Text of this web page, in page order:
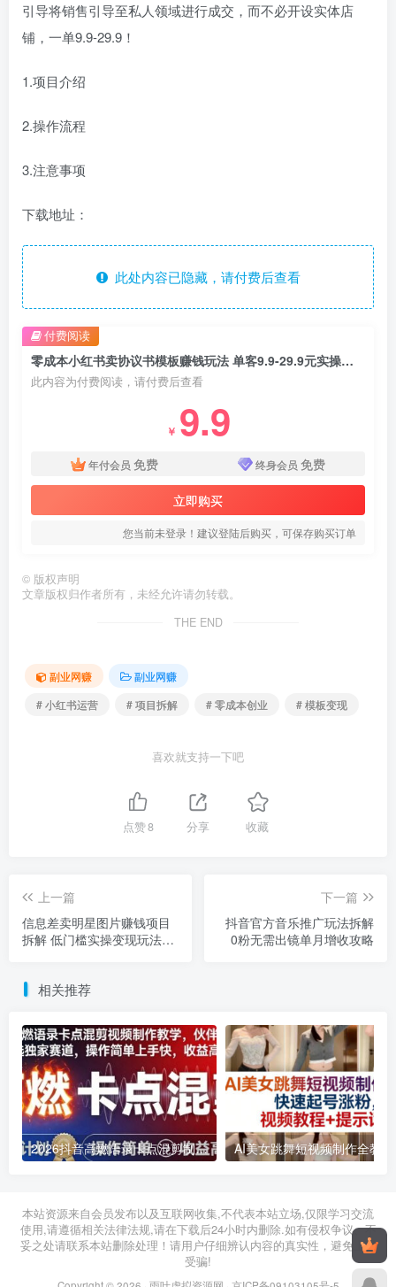
引导将销售引导至私人领域进行成交，而不必开设实体店
铺，一单9.9-29.9！
1.项目介绍
2.操作流程
3.注意事项
下载地址：
此处内容已隐藏，请付费后查看
零成本小红书卖协议书模板赚钱玩法 单客9.9-29.9元实操教程
此内容为付费阅读，请付费后查看
￥ 9.9
年付会员 免费 终身会员 免费
立即购买
您当前未登录！建议登陆后购买，可保存购买订单
付费阅读
© 版权声明
文章版权归作者所有，未经允许请勿转载。
THE END
副业网赚
副业网赚
# 小红书运营
# 项目拆解 # 零成本创业 # 模板变现
喜欢就支持一下吧
点赞8 分享 收藏
上一篇
信息差卖明星图片赚钱项目
拆解 低门槛实操变现玩法分
下一篇
抖音官方音乐推广玩法拆解
0粉无需出镜单月增收攻略
相关推荐
2026抖音高燃语录卡点混剪制作教学 伙伴计划低门槛增收教程
2026年03月11日 2026年03月28日
本站资源来自会员发布以及互联网收集,不代表本站立场,仅限学习交流
使用,请遵循相关法律法规,请在下载后24小时内删除.如有侵权争议、不
妥之处请联系本站删除处理！请用户仔细辨认内容的真实性，避免上当
受骗!